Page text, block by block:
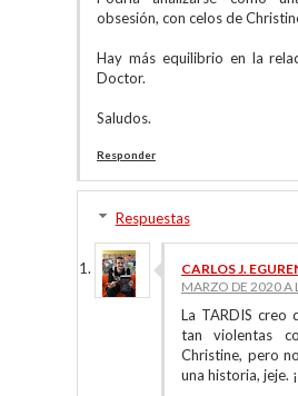
obsesión, con celos de
Hay más equilibrio en la
Doctor.
Saludos.
Responder
Respuestas
CARLOS J.
MARZO DE 2020 A
La TARDIS creo
tan violentas
Christine, pero
una historia, jeje.